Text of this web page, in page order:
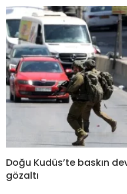
Doğu Kudüs’te baskın
gözaltı